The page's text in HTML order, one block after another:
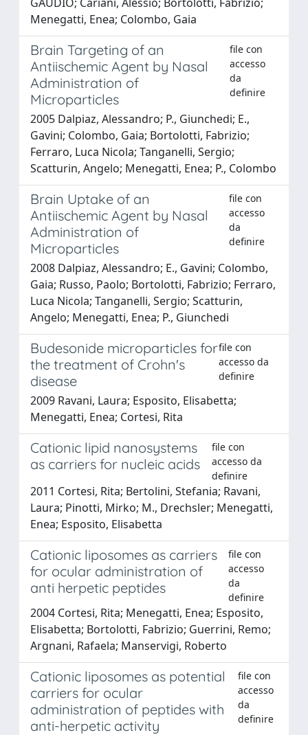
Menegatti, Enea; Colombo, Gaia
Brain Targeting of an
Antiischemic Agent by Nasal
Administration of
Microparticles
file con
accesso
da
definire
2005 Dalpiaz, Alessandro; P., Giunchedi; E.,
Gavini; Colombo, Gaia; Bortolotti, Fabrizio;
Ferraro, Luca Nicola; Tanganelli, Sergio;
Scatturin, Angelo; Menegatti, Enea; P., Colombo
Brain Uptake of an
Antiischemic Agent by Nasal
Administration of
Microparticles
file con
accesso
da
definire
2008 Dalpiaz, Alessandro; E., Gavini; Colombo,
Gaia; Russo, Paolo; Bortolotti, Fabrizio; Ferraro,
Luca Nicola; Tanganelli, Sergio; Scatturin,
Angelo; Menegatti, Enea; P., Giunchedi
Budesonide microparticles for
the treatment of Crohn's
disease
file con
accesso da
definire
2009 Ravani, Laura; Esposito, Elisabetta;
Menegatti, Enea; Cortesi, Rita
Cationic lipid nanosystems
as carriers for nucleic acids
file con
accesso da
definire
2011 Cortesi, Rita; Bertolini, Stefania; Ravani,
Laura; Pinotti, Mirko; M., Drechsler; Menegatti,
Enea; Esposito, Elisabetta
Cationic liposomes as carriers
for ocular administration of
anti herpetic peptides
file con
accesso
da
definire
2004 Cortesi, Rita; Menegatti, Enea; Esposito,
Elisabetta; Bortolotti, Fabrizio; Guerrini, Remo;
Argnani, Rafaela; Manservigi, Roberto
Cationic liposomes as potential
carriers for ocular
administration of peptides with
anti-herpetic activity
file con
accesso
da
definire